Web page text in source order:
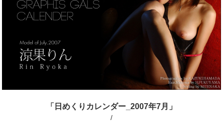
「日めくりカレンダー_2007年7月」
/